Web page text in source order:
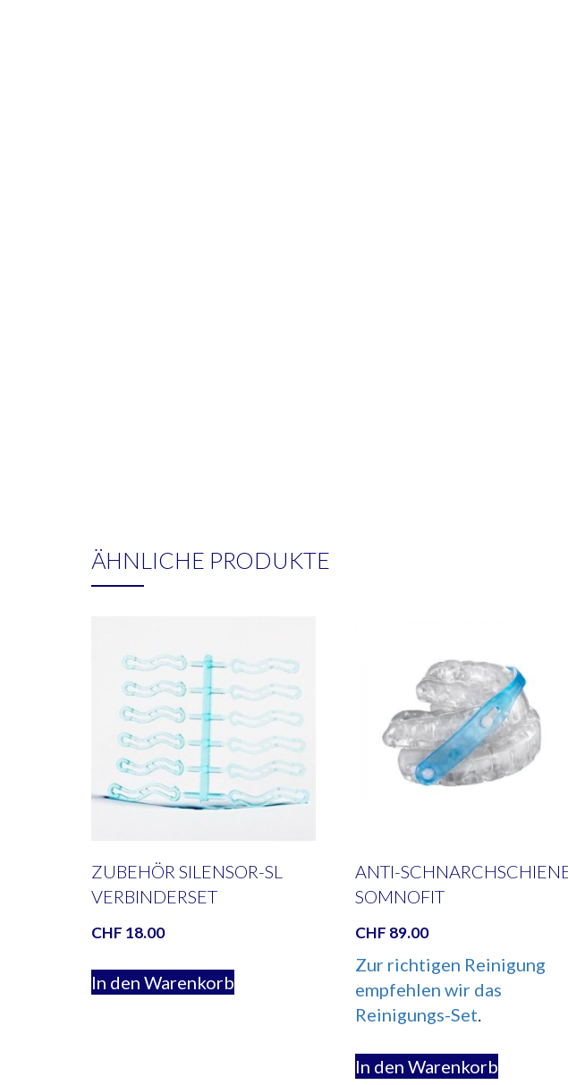
ÄHNLICHE PRODUKTE
ZUBEHÖR SILENSOR-SL
VERBINDERSET
CHF 18.00
In den Warenkorb
ANTI-
SOMNOFIT
CHF 89.00
Zur richtigen Reinigung
empfehlen wir das
Reinigungs-Set.
In den Warenkorb